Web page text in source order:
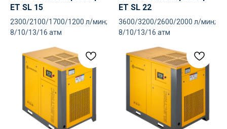
ET SL 15
2300/2100/1700/1200 л/мин;
8/10/13/16 атм
ET SL 22
3600/3200/2600/2000 л/мин;
8/10/13/16 атм